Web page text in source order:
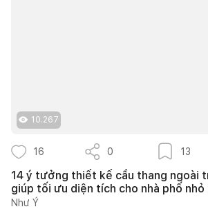
10.267
16 0 13
14 ý tưởng thiết kế cầu thang ngoài
giúp tối ưu diện tích cho nhà phố nhỏ
Như Ý